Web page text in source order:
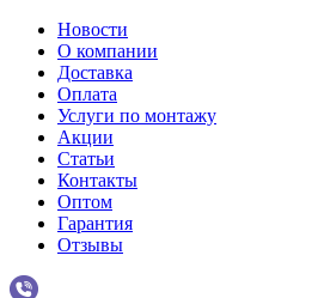
Новости
О компании
Доставка
Оплата
Услуги по монтажу
Акции
Статьи
Контакты
Оптом
Гарантия
Отзывы